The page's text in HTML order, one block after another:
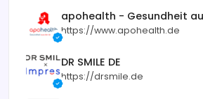
https://www.apohealth.de
DR SMILE DE
https://drsmile.de